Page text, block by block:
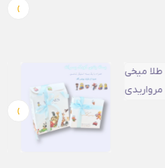
›
›